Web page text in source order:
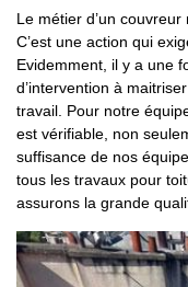
Le métier d’un
C’est une action qui
Evidemment, il y a une
d’intervention à
travail. Pour notre
est vérifiable, non
suffisance de nos
tous les travaux pour
assurons la grande